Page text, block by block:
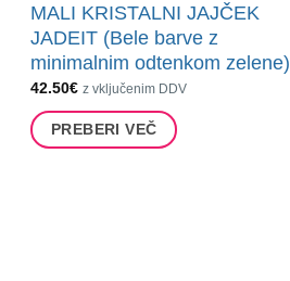
MALI KRISTALNI JAJČEK
JADEIT (Bele barve z
minimalnim odtenkom zelene)
42.50€ z vključenim DDV
PREBERI VEČ